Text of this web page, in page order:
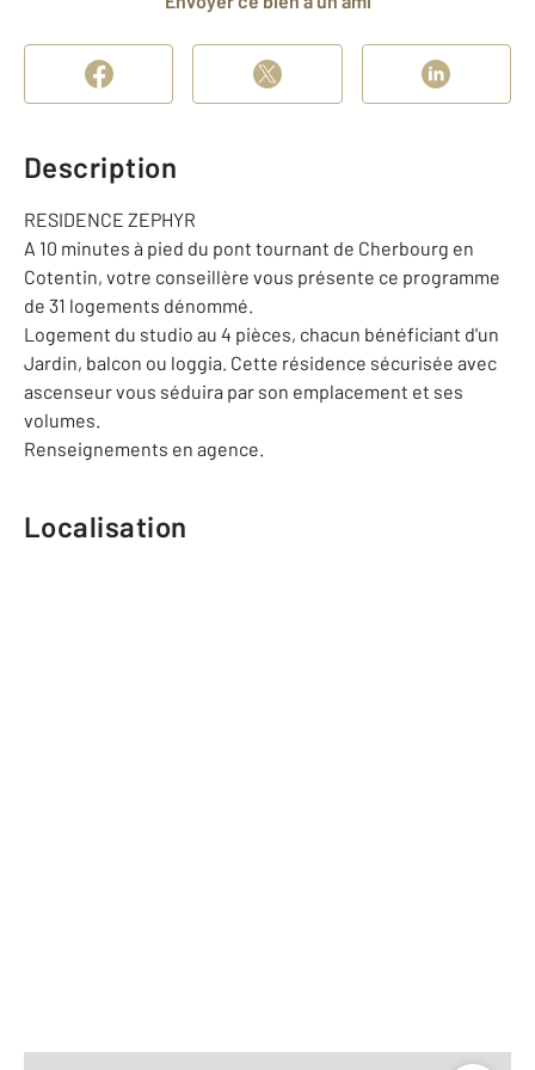
Description
RESIDENCE ZEPHYR
A 10 minutes à pied du pont tournant de Cherbourg en
Cotentin, votre conseillère vous présente ce programme
de 31 logements dénommé.
Logement du studio au 4 pièces, chacun bénéficiant d'un
Jardin, balcon ou loggia. Cette résidence sécurisée avec
ascenseur vous séduira par son emplacement et ses
volumes.
Renseignements en agence.
Localisation